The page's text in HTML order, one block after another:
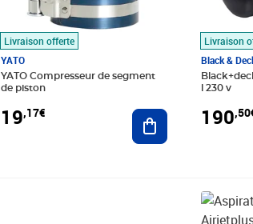
Livraison offerte
YATO
YATO Compresseur de segment
de piston
19,17€ Ajouter au panier
Livraison
Black &
l 230 v
190
Prix